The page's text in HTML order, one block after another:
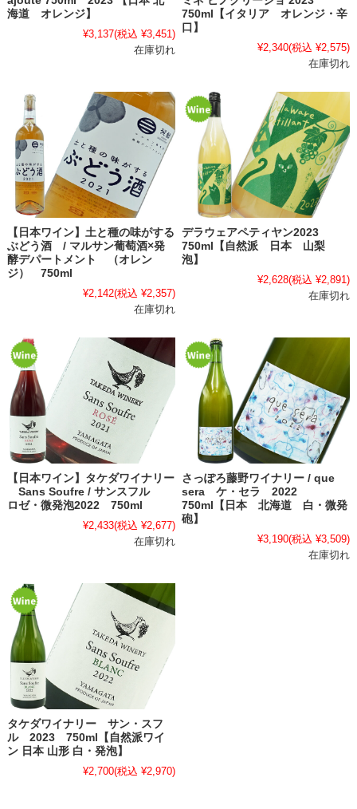
海道 オレンジ】
¥3,137(税込 ¥3,451)
在庫切れ
750ml【イタリア オレンジ・辛
口】
¥2,340(税込 ¥2,575)
在庫切れ
【日本ワイン】土と種の味がする
ぶどう酒 / マルサン葡萄酒×発
酵デパートメント （オレン
ジ） 750ml
¥2,142(税込 ¥2,357)
在庫切れ
デラウェアペティヤン2023
750ml【自然派 日本 山梨
泡】
¥2,628(税込 ¥2,891)
在庫切れ
【日本ワイン】タケダワイナリー
Sans Soufre / サンスフル
ロゼ・微発泡2022 750ml
¥2,433(税込 ¥2,677)
在庫切れ
さっぽろ藤野ワイナリー / que
sera ケ・セラ 2022
750ml【日本 北海道 白・微発
砲】
¥3,190(税込 ¥3,509)
在庫切れ
タケダワイナリー サン・スフ
ル 2023 750ml【自然派ワイ
ン 日本 山形 白・発泡】
¥2,700(税込 ¥2,970)